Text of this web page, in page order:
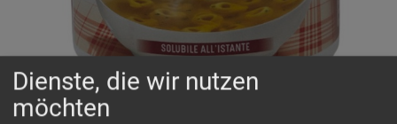
Dienste, die wir nutzen
möchten